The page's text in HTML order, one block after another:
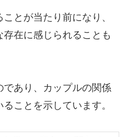
とが当たり前になり、
在に感じられることも
であり、カップルの関係
ことを示しています。